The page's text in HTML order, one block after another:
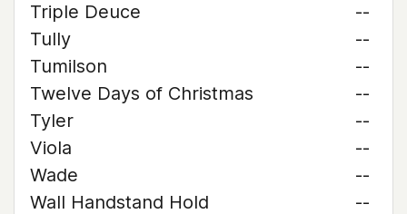
Triple Deuce
--
Tully
--
Tumilson
--
Twelve Days of Christmas
--
Tyler
--
Viola
--
Wade
--
Wall Handstand Hold
--